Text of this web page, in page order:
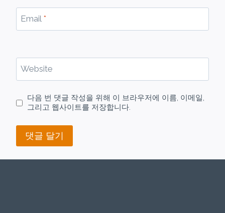
Email *
Website
다음 번 댓글 작성을 위해 이 브라우저에 이름, 이메일,
그리고 웹사이트를 저장합니다.